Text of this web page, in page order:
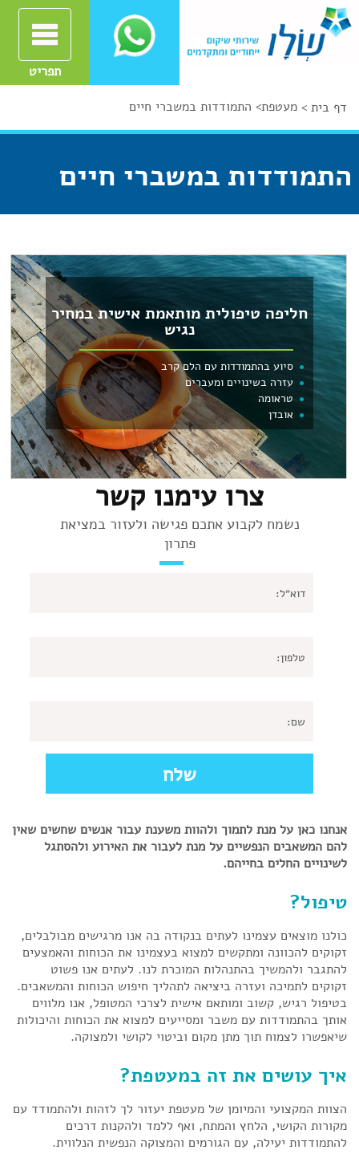
תפריט
דף בית > מעטפת> התמודדות במשברי חיים
התמודדות במשברי חיים
חליפה טיפולית מותאמת אישית במחיר
נגיש
סיוע בהתמודדות עם הלם קרב
עזרה בשינויים ומעברים
טראומה
אובדן
צרו עימנו קשר
נשמח לקבוע אתכם פגישה ולעזור במציאת
פתרון
אנחנו כאן על מנת לתמוך ולהוות משענת עבור אנשים שחשים שאין
להם המשאבים הנפשיים על מנת לעבור את האירוע ולהסתגל
לשינויים החלים בחייהם.
טיפול?
כולנו מוצאים עצמינו לעתים בנקודה בה אנו מרגישים מבולבלים,
זקוקים להכוונה ומתקשים למצוא בעצמינו את הכוחות והאמצעים
להתגבר ולהמשיך בהתנהלות המוכרת לנו. לעתים אנו פשוט
זקוקים לתמיכה ועזרה ביציאה לתהליך חיפוש הכוחות והמשאבים.
בטיפול רגיש, קשוב ומותאם אישית לצרכי המטופל, אנו מלווים
אותך בהתמודדות עם משבר ומסייעים למצוא את הכוחות והיכולות
שיאפשרו לצמוח תוך מתן מקום וביטוי לקושי ולמצוקה.
איך עושים את זה במעטפת?
הצוות המקצועי והמיומן של מעטפת יעזור לך לזהות ולהתמודד עם
מקורות הקושי, הלחץ והמתח, ואף ללמד ולהקנות דרכים
להתמודדות יעילה, עם הגורמים והמצוקה הנפשית הנלווית.